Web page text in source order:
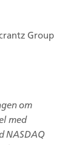
Group
om
med
NASDAQ